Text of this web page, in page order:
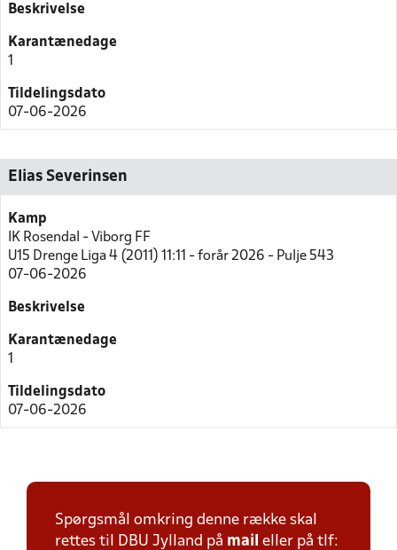
Beskrivelse
Karantænedage
1
Tildelingsdato
07-06-2026
Elias Severinsen
Kamp
IK Rosendal - Viborg FF
U15 Drenge Liga 4 (2011) 11:11 - forår 2026 - Pulje 543
07-06-2026
Beskrivelse
Karantænedage
1
Tildelingsdato
07-06-2026
Spørgsmål omkring denne række skal
rettes til DBU Jylland på mail eller på tlf: